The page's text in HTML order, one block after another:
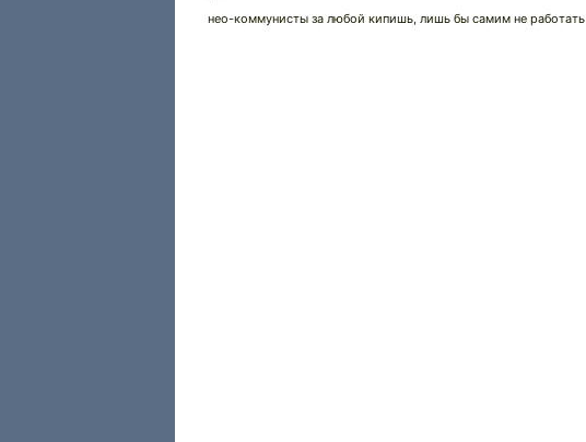
нео-коммунисты за любой кипишь, лишь бы самим не работать